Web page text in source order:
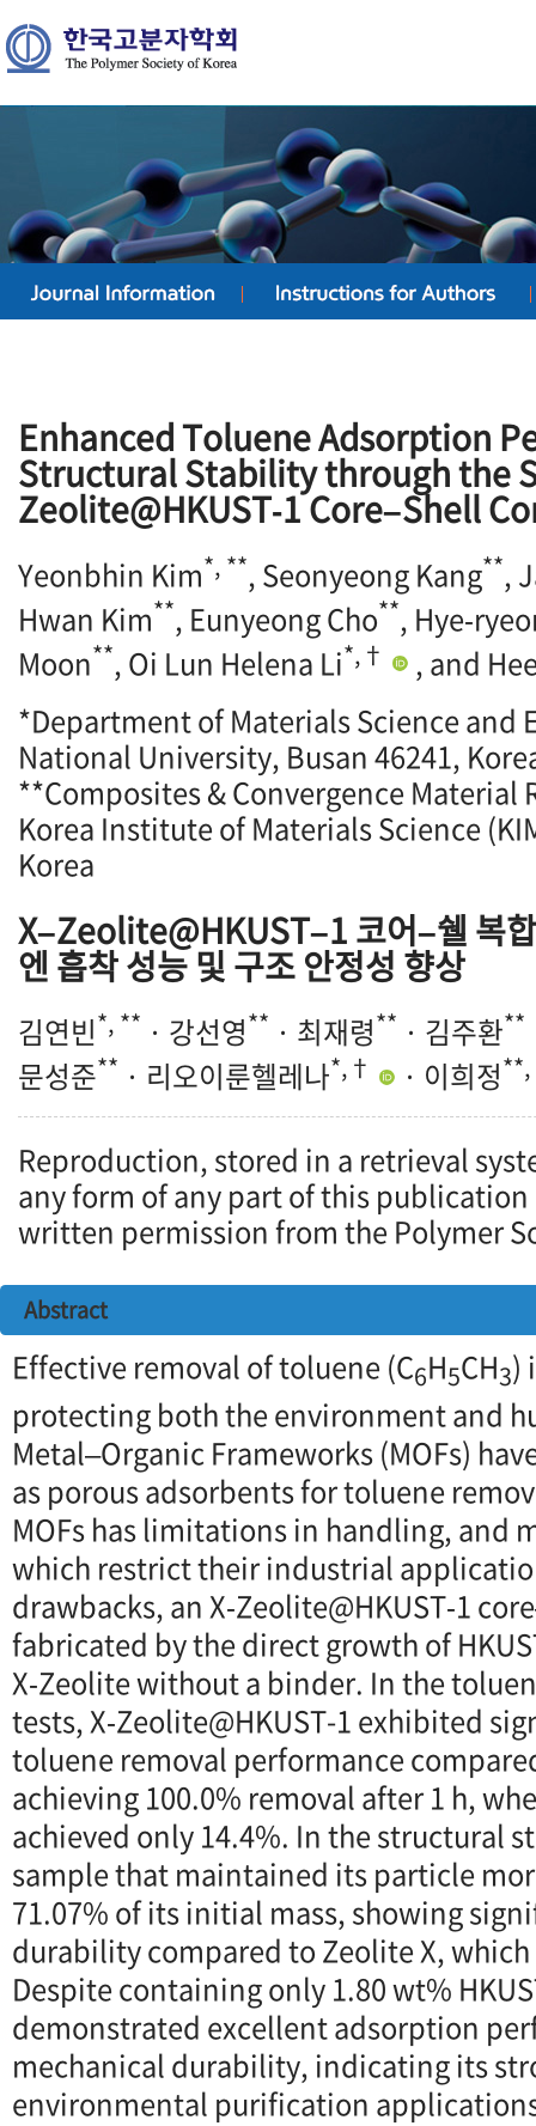
Enhanced Toluene Adsorption
Structural Stability through the
Zeolite@HKUST‐1 Core–Shell
Yeonbhin Kim*, **, Seonyeong Kang**,
Hwan Kim**, Eunyeong Cho**,
Moon**, Oi Lun Helena Li*,†
, and
*Department of Materials Science and
National University, Busan 46241,
**Composites & Convergence Material
Korea Institute of Materials Science
Korea
X–Zeolite@HKUST–1 코어–쉘 복
엔 흡착 성능 및 구조 안정성 향상
김연빈*, ** · 강선영** · 최재령** · 김주환**
문성준** · 리오이룬헬레나*,† · 이희정
Reproduction, stored in a retrieval
any form of any part of this
written permission from the Polymer
Abstract
Effective removal of toluene (C6H5CH3)
protecting both the environment and
Metal–Organic Frameworks (MOFs)
as porous adsorbents for toluene
MOFs has limitations in handling, and
which restrict their industrial
drawbacks, an X‐Zeolite@HKUST‐1
fabricated by the direct growth of
X‐Zeolite without a binder. In the
tests, X‐Zeolite@HKUST-1 exhibited
toluene removal performance
achieving 100.0% removal after 1 h,
achieved only 14.4%. In the structural
sample that maintained its particle
71.07% of its initial mass, showing
durability compared to Zeolite X,
Despite containing only 1.80 wt%
demonstrated excellent adsorption
mechanical durability, indicating its
environmental purification